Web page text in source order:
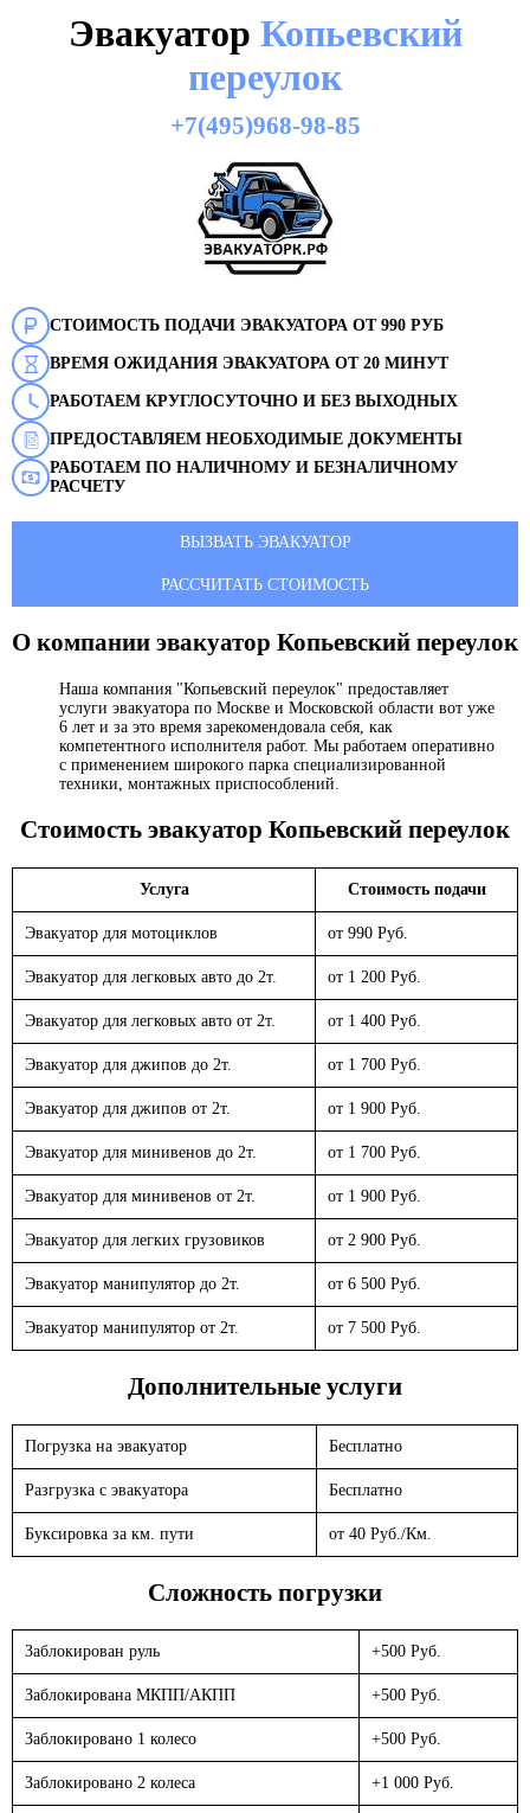
Эвакуатор Копьевский
переулок
+7(495)968-98-85
СТОИМОСТЬ ПОДАЧИ ЭВАКУАТОРА ОТ 990 РУБ
ВРЕМЯ ОЖИДАНИЯ ЭВАКУАТОРА ОТ 20 МИНУТ
РАБОТАЕМ КРУГЛОСУТОЧНО И БЕЗ ВЫХОДНЫХ
ПРЕДОСТАВЛЯЕМ НЕОБХОДИМЫЕ ДОКУМЕНТЫ
РАБОТАЕМ ПО НАЛИЧНОМУ И БЕЗНАЛИЧНОМУ
РАСЧЕТУ
ВЫЗВАТЬ ЭВАКУАТОР
РАССЧИТАТЬ СТОИМОСТЬ
О компании эвакуатор Копьевский переулок
Наша компания "Копьевский переулок" предоставляет
услуги эвакуатора по Москве и Московской области вот уже
6 лет и за это время зарекомендовала себя, как
компетентного исполнителя работ. Мы работаем оперативно
с применением широкого парка специализированной
техники, монтажных приспособлений.
Стоимость эвакуатор Копьевский переулок
Услуга Стоимость подачи
Эвакуатор для мотоциклов от 990 Руб.
Эвакуатор для легковых авто до 2т. от 1 200 Руб.
Эвакуатор для легковых авто от 2т. от 1 400 Руб.
Эвакуатор для джипов до 2т. от 1 700 Руб.
Эвакуатор для джипов от 2т. от 1 900 Руб.
Эвакуатор для минивенов до 2т. от 1 700 Руб.
Эвакуатор для минивенов от 2т. от 1 900 Руб.
Эвакуатор для легких грузовиков от 2 900 Руб.
Эвакуатор манипулятор до 2т. от 6 500 Руб.
Эвакуатор манипулятор от 2т. от 7 500 Руб.
Дополнительные услуги
Погрузка на эвакуатор Бесплатно
Разгрузка с эвакуатора Бесплатно
Буксировка за км. пути от 40 Руб./Км.
Сложность погрузки
Заблокирован руль +500 Руб.
Заблокирована МКПП/АКПП +500 Руб.
Заблокировано 1 колесо +500 Руб.
Заблокировано 2 колеса +1 000 Руб.